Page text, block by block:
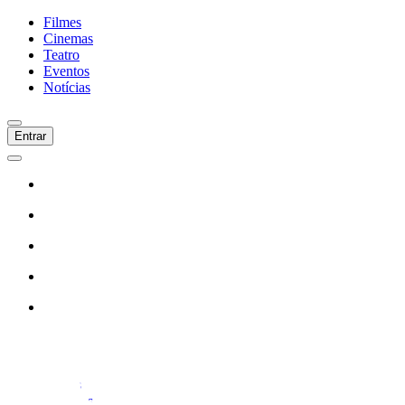
Filmes
Cinemas
Teatro
Eventos
Notícias
Entrar
Filmes
Cinemas